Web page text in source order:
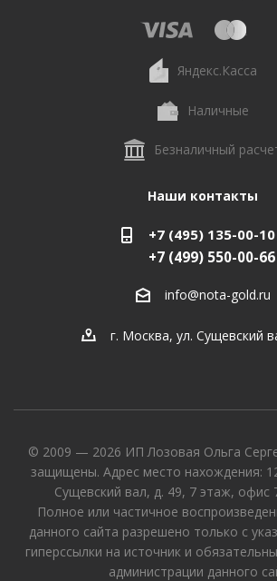
Яндекс.Касса
Наличные
Безналичный
Наши контакты
+7 (495) 135-00-10
+7 (499) 550-00-66
info@nota-gold.ru
г. Москва, ул. Сущевский
© 2009 — 2026 ИП Лозовая Ольга
защищены. Адрес место нахождения:
Сущевский вал, д. 49, 7 этаж, офис
Полное или частичное
данного сайта разрешено только с
гиперссылки на источник и
администрации данного